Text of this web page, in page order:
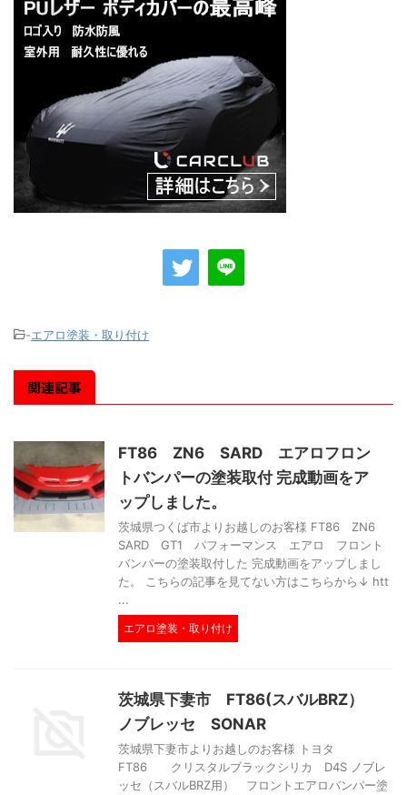
-エアロ塗装・取り付け
関連記事
FT86 ZN6 SARD エアロフロン
トバンパーの塗装取付 完成動画をア
ップしました。
茨城県つくば市よりお越しのお客様 FT86 ZN6
SARD GT1 パフォーマンス エアロ フロント
バンパーの塗装取付した 完成動画をアップしまし
た。 こちらの記事を見てない方はこちらから↓ htt
...
エアロ塗装・取り付け
茨城県下妻市 FT86(スバルBRZ）
ノブレッセ SONAR
茨城県下妻市よりお越しのお客様 トヨタ
FT86 クリスタルブラックシリカ D4S ノブレ
ッセ（スバルBRZ用） フロントエアロバンパー塗